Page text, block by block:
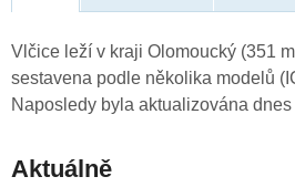
Vlčice leží v kraji Olomoucký (351
sestavena podle několika modelů
Naposledy byla aktualizována dnes
Aktuálně